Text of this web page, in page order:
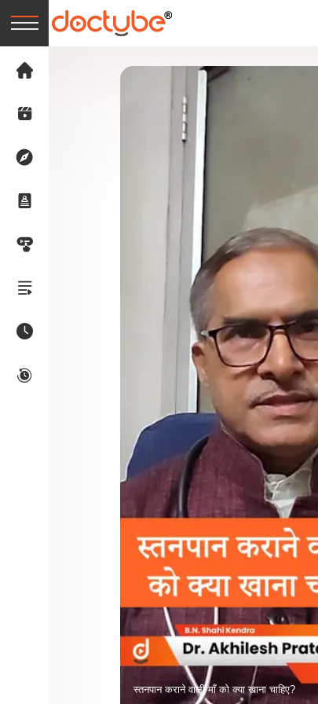
स्तनपान कराने वाली माँ को क्या खाना चाहिए?